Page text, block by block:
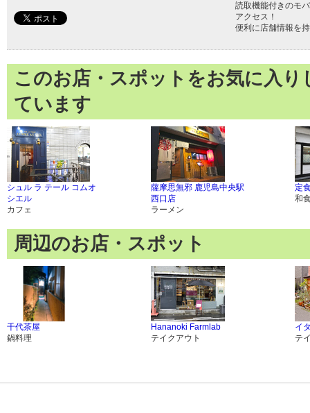
読取機能付きのモ
アクセス！
便利に店舗情報を
このお店・スポットをお気に入
ています
シュル ラ テール コムオ
シエル
カフェ
薩摩思無邪 鹿児島中央駅
西口店
ラーメン
定
和
周辺のお店・スポット
千代茶屋
鍋料理
Hananoki Farmlab
テイクアウト
イ
テ